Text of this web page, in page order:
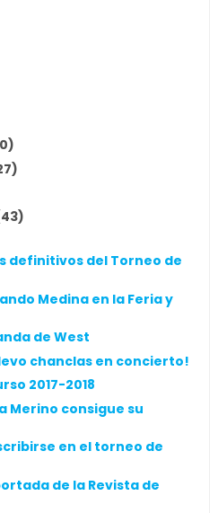
definitivos del Torneo de
Medina en la Feria y
de West
chanclas en concierto!
2017-2018
Merino consigue su
en el torneo de
de la Revista de